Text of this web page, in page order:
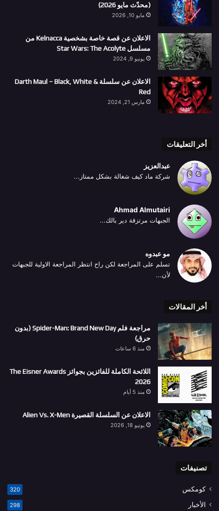
(محدّث مايو 2026)
مايو 10, 2026
الاعلان عن قصة خاصة بشخصية Kelnacca من
مسلسل Star Wars: The Acolyte
يونيو 9, 2024
الاعلان عن سلسلة Darth Maul – Black, White &
Red
مارس 21, 2024
أخر التعليقات
عبدالعزيز
شركة ماد كيف شغالة بشكل ممتاز...
Ahmad Almutairi
الجبهات مرتزقة دير بالك...
مو عبدوه
تسلم على المراجعة لكن راح انتظر المراجعة الاولية للجبهات
لأن...
أخر المقالات
مراجعة فلم Spider-Man: Brand New Day (بدون
حرق)
منذ 6 ساعات
اللائحة الكاملة للفائزين بجوائز The Eisner Awards
2026
منذ 5 أيام
الاعلان عن السلسلة القصيرة Alien Vs. X-Men
يونيو 18, 2026
تصنيفات
كومكس 320
الأخبار 298